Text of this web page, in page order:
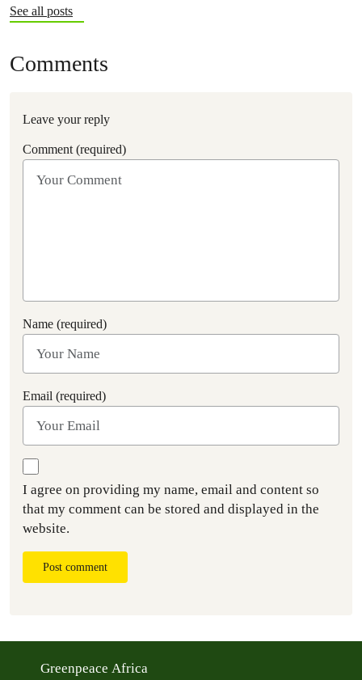
See all posts
Comments
Leave your reply
Comment (required)
Name (required)
Email (required)
I agree on providing my name, email and content so
that my comment can be stored and displayed in the
website.
Post comment
Greenpeace Africa